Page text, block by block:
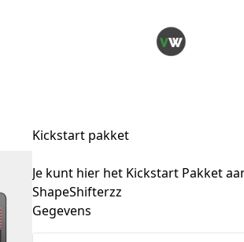
Kickstart pakket
Je kunt hier het Kickstart Pakket
ShapeShifterzz
Gegevens